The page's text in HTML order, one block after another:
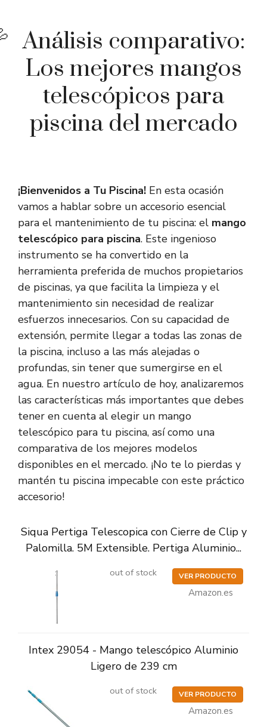
Análisis comparativo:
Los mejores mangos
telescópicos para
piscina del mercado
¡Bienvenidos a Tu Piscina! En esta ocasión
vamos a hablar sobre un accesorio esencial
para el mantenimiento de tu piscina: el mango
telescópico para piscina. Este ingenioso
instrumento se ha convertido en la
herramienta preferida de muchos propietarios
de piscinas, ya que facilita la limpieza y el
mantenimiento sin necesidad de realizar
esfuerzos innecesarios. Con su capacidad de
extensión, permite llegar a todas las zonas de
la piscina, incluso a las más alejadas o
profundas, sin tener que sumergirse en el
agua. En nuestro artículo de hoy, analizaremos
las características más importantes que debes
tener en cuenta al elegir un mango
telescópico para tu piscina, así como una
comparativa de los mejores modelos
disponibles en el mercado. ¡No te lo pierdas y
mantén tu piscina impecable con este práctico
accesorio!
Siqua Pertiga Telescopica con Cierre de Clip y
Palomilla. 5M Extensible. Pertiga Aluminio...
out of stock VER PRODUCTO
Amazon.es
Intex 29054 - Mango telescópico Aluminio
Ligero de 239 cm
out of stock VER PRODUCTO
Amazon.es